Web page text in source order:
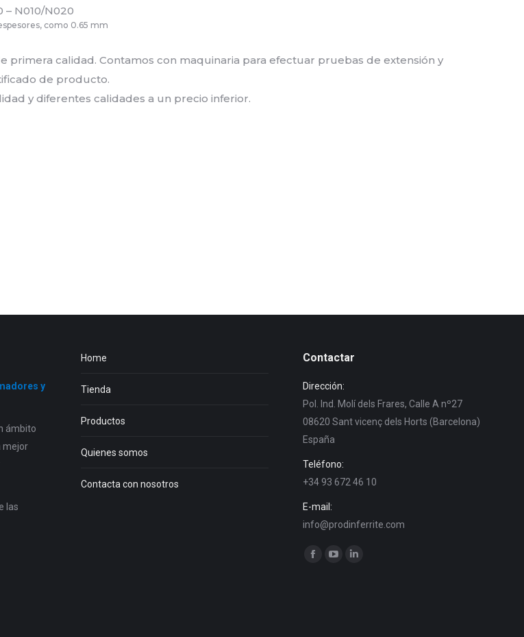
– N010/N020
como 0.65 mm
calidad. Contamos con maquinaria para efectuar pruebas de extensión y
de producto.
y diferentes calidades a un precio inferior.
y
ámbito
mejor
las
Home
Tienda
Productos
Quienes somos
Contacta con nosotros
Contactar
Dirección:
Pol. Ind. Molí dels Frares, Calle A nº27
08620 Sant vicenç dels Horts (Barcelona)
España
Teléfono:
+34 93 672 46 10
E-mail:
info@prodinferrite.com
Encuéntranos en: